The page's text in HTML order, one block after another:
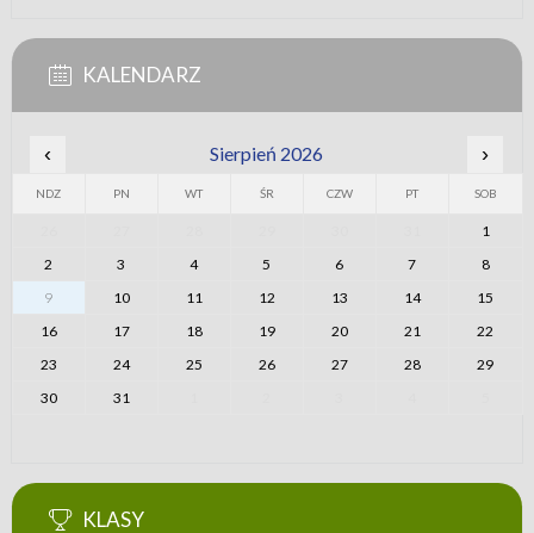
KALENDARZ
‹ Sierpień 2026 ›
NDZ PN WT ŚR CZW PT SOB
1
2
3 4 5 6 7
8
9
10 11 12 13 14
15
16
17 18 19 20 21
22
23
24 25 26 27 28
29
30
31
KLASY